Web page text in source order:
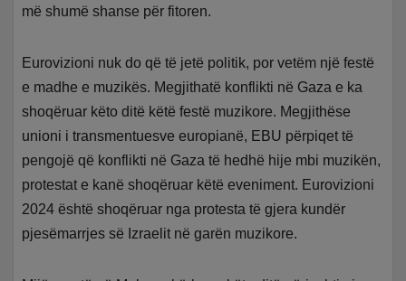
më shumë shanse për fitoren.
Eurovizioni nuk do që të jetë politik, por vetëm një festë
e madhe e muzikës. Megjithatë konflikti në Gaza e ka
shoqëruar këto ditë këtë festë muzikore. Megjithëse
unioni i transmentuesve europianë, EBU përpiqet të
pengojë që konflikti në Gaza të hedhë hije mbi muzikën,
protestat e kanë shoqëruar këtë eveniment. Eurovizioni
2024 është shoqëruar nga protesta të gjera kundër
pjesëmarrjes së Izraelit në garën muzikore.